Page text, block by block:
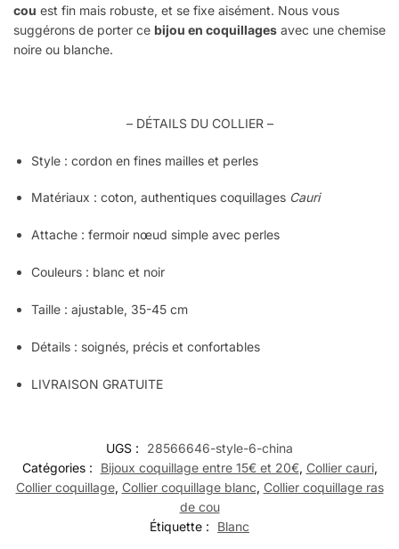
cou est fin mais robuste, et se fixe aisément. Nous vous
suggérons de porter ce bijou en coquillages avec une chemise
noire ou blanche.
– DÉTAILS DU COLLIER –
Style : cordon en fines mailles et perles
Matériaux : coton, authentiques coquillages Cauri
Attache : fermoir nœud simple avec perles
Couleurs : blanc et noir
Taille : ajustable, 35-45 cm
Détails : soignés, précis et confortables
LIVRAISON GRATUITE
UGS :
28566646-style-6-china
Catégories :
Bijoux coquillage entre 15€ et 20€, Collier cauri,
Collier coquillage, Collier coquillage blanc, Collier coquillage ras
de cou
Étiquette :
Blanc